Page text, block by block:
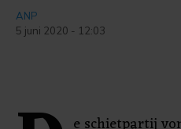
ANP
5 juni 2020 - 12:03